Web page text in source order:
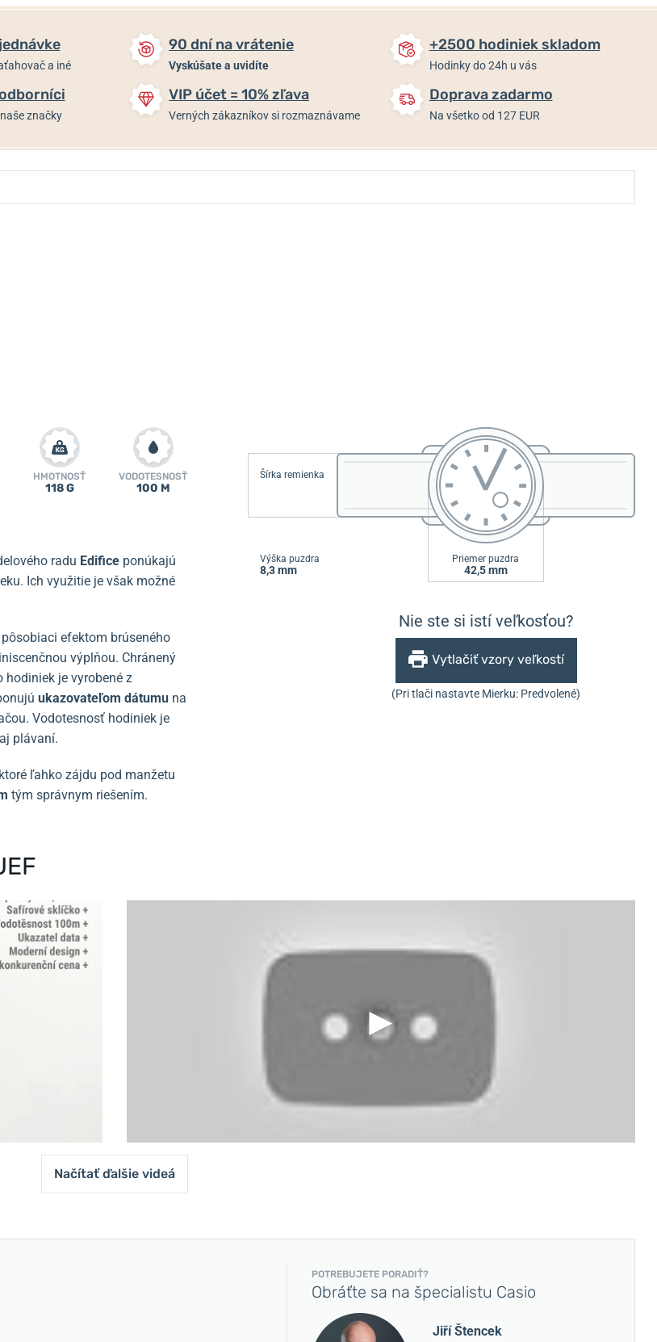
a iné
90 dní na vrátenie
Vyskúšate a uvidíte
+2500 hodiniek skladom
Hodinky do 24h u vás
značky
VIP účet = 10% zľava
Verných zákazníkov si rozmaznávame
Doprava zadarmo
Na všetko od 127 EUR
HMOTNOSŤ
118 G
VODOTESNOSŤ
100 M
radu Edifice ponúkajú
Ich využitie je však možné
efektom brúseného
výplňou. Chránený
hodiniek je vyrobené z
ukazovateľom dátumu na
Vodotesnosť hodiniek je
plávaní.
ľahko zájdu pod manžetu
tým správnym riešením.
Šírka remienka
Výška puzdra
8,3 mm
Priemer puzdra
42,5 mm
Nie ste si istí veľkosťou?
Vytlačiť vzory veľkostí
(Pri tlači nastavte Mierku: Predvolené)
Načítať ďalšie videá
POTREBUJETE PORADIŤ?
Obráťte sa na špecialistu Casio
Jiří Štencek